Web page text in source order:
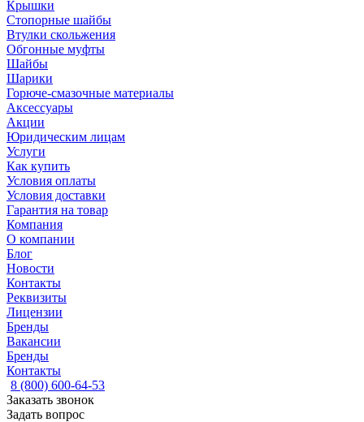
Крышки
Стопорные шайбы
Втулки скольжения
Обгонные муфты
Шайбы
Шарики
Горюче-смазочные материалы
Аксессуары
Акции
Юридическим лицам
Услуги
Как купить
Условия оплаты
Условия доставки
Гарантия на товар
Компания
О компании
Блог
Новости
Контакты
Реквизиты
Лицензии
Бренды
Вакансии
Бренды
Контакты
8 (800) 600-64-53
Заказать звонок
Задать вопрос